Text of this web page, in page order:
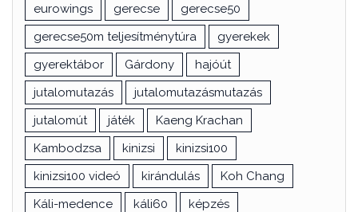
eurowings
gerecse
gerecse50
gerecse50m teljesítménytúra
gyerekek
gyerektábor
Gárdony
hajóút
jutalomutazás
jutalomutazásmutazás
jutalomút
játék
Kaeng Krachan
Kambodzsa
kinizsi
kinizsi100
kinizsi100 videó
kirándulás
Koh Chang
Káli-medence
káli60
képzés